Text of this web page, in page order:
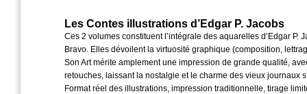
Les Contes illustrations d’Edgar P. Jacobs
Ces 2 volumes constituent l’intégrale des aquarelles d’Edgar P.
Bravo. Elles dévoilent la virtuosité graphique (composition,
Son Art mérite amplement une impression de grande qualité,
retouches, laissant la nostalgie et le charme des vieux journaux
Format réel des illustrations, impression traditionnelle, tirage